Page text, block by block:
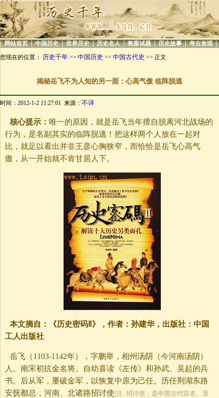
| 网站首页 | 中国历史 | 世界历史 | 历史名人 | 教案试题 | 历史故事 | 考古发现 |
您现在的位置： 历史千年 >> 中国历史 >> 中国古代史 >> 正文
揭秘岳飞不为人知的另一面：心高气傲 临阵脱逃
时间：2012-1-2 11:27:01 来源： 不详
核心提示： 唯一的原因，就是岳飞当年擅自脱离河北战场的
行为，是名副其实的临阵脱逃！把这样两个人放在一起对
比，就足以看出并非王彦心胸狭窄，而恰恰是岳飞心高气
傲，从一开始就不肯甘居人下。
本文摘自：《历史密码Ⅱ》，作者：孙建华，出版社：中国
工人出版社
岳飞（1103-1142年），字鹏举，相州汤阴（今河南汤阴）
人。南宋初抗金名将。自幼喜读《左传》和孙武、吴起的兵
书。后从军，屡破金军，以恢复中原为己任。历任荆湖东路
安抚都总，河南、北诸路招讨使[注: 招讨使，是中国古代官名。置